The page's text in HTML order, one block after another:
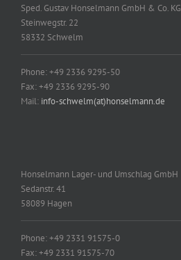
Sped. Gustav Honselmann GmbH & Co. KG
Steinwegstr. 22
58332 Schwelm
Phone: +49 2336 9295-50
Fax: +49 2336 9295-90
Mail: info-schwelm(at)honselmann.de
Honselmann Lager- und Umschlag GmbH
Sedanstr. 41
58089 Hagen
Phone: +49 2331 91575-0
Fax: +49 2331 91575-70